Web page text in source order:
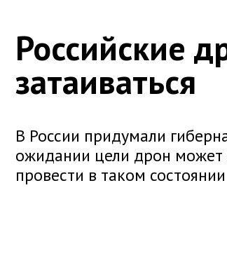
Российские
затаиваться
В России придумали
ожидании цели дрон может
провести в таком